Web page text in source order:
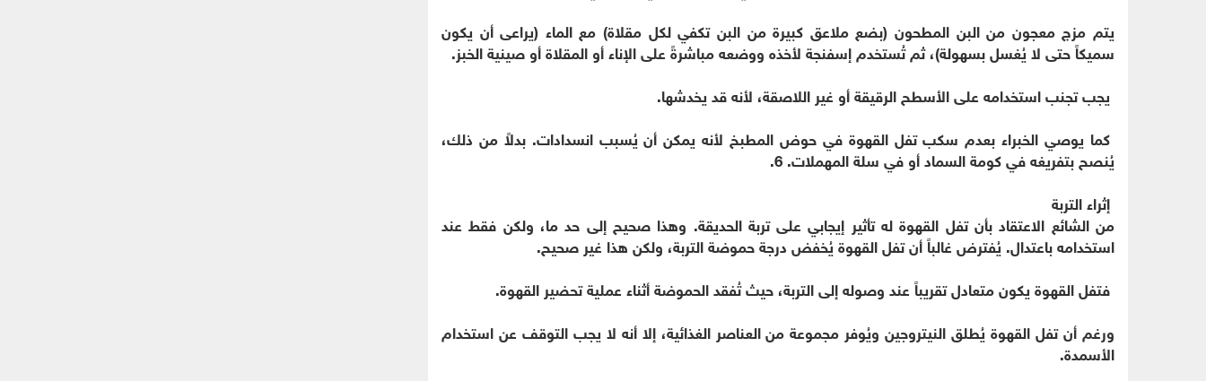
يتم مزج معجون من البن المطحون (بضع ملاعق كبيرة من البن تكفي لكل مقلاة) مع الماء (يراعى أن يكون
سميكاً حتى لا يُغسل بسهولة)، ثم تُستخدم إسفنجة لأخذه ووضعه مباشرةً على الإناء أو المقلاة أو صينية الخبز.
يجب تجنب استخدامه على الأسطح الرقيقة أو غير اللاصقة، لأنه قد يخدشها.
كما يوصي الخبراء بعدم سكب تفل القهوة في حوض المطبخ لأنه يمكن أن يُسبب انسدادات. بدلاً من ذلك،
يُنصح بتفريغه في كومة السماد أو في سلة المهملات. 6.
إثراء التربة
من الشائع الاعتقاد بأن تفل القهوة له تأثير إيجابي على تربة الحديقة. وهذا صحيح إلى حد ما، ولكن فقط عند
استخدامه باعتدال. يُفترض غالباً أن تفل القهوة يُخفض درجة حموضة التربة، ولكن هذا غير صحيح.
فتفل القهوة يكون متعادل تقريباً عند وصوله إلى التربة، حيث تُفقد الحموضة أثناء عملية تحضير القهوة.
ورغم أن تفل القهوة يُطلق النيتروجين ويُوفر مجموعة من العناصر الغذائية، إلا أنه لا يجب التوقف عن استخدام
الأسمدة.